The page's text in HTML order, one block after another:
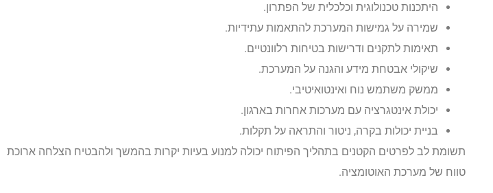
היתכנות טכנולוגית וכלכלית של הפתרון.
שמירה על גמישות המערכת להתאמות עתידיות.
תאימות לתקנים ודרישות בטיחות רלוונטיים.
שיקולי אבטחת מידע והגנה על המערכת.
ממשק משתמש נוח ואינטואיטיבי.
יכולת אינטגרציה עם מערכות אחרות בארגון.
בניית יכולות בקרה, ניטור והתראה על תקלות.
תשומת לב לפרטים הקטנים בתהליך הפיתוח יכולה למנוע בעיות יקרות בהמשך ולהבטיח הצלחה ארוכת
טווח של מערכת האוטומציה.